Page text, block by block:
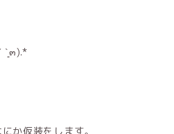
`͈๓).*
か仮装をします。